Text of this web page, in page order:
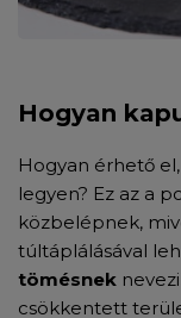
Hogyan
Hogyan érhető
legyen? Ez az a
közbelépnek,
túltáplálásával
tömésnek
csökkentett